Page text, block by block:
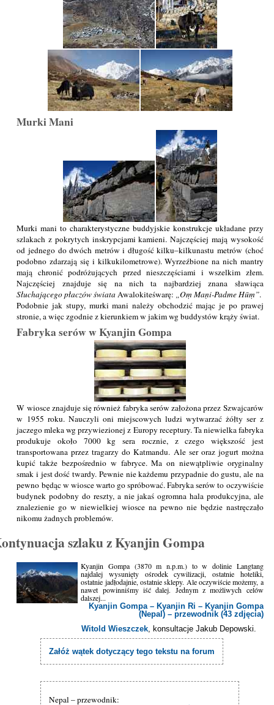
Murki Mani
Murki mani to charakterystyczne buddyjskie konstrukcje układane przy
szlakach z pokrytych inskrypcjami kamieni. Najczęściej mają wysokość
od jednego do dwóch metrów i długość kilku–kilkunastu metrów (choć
podobno zdarzają się i kilkukilometrowe). Wyrzeźbione na nich mantry
mają chronić podróżujących przed nieszczęściami i wszelkim złem.
Najczęściej znajduje się na nich ta najbardziej znana sławiąca
Słuchającego płaczów świata Awalokiteśwarę: Oṃ Maṇi-Padme Hūṃ .
Podobnie jak stupy, murki mani należy obchodzić mając je po prawej
stronie, a więc zgodnie z kierunkiem w jakim wg buddystów krąży świat.
Fabryka serów w Kyanjin Gompa
W wiosce znajduje się również fabryka serów założona przez Szwajcarów
w 1955 roku. Nauczyli oni miejscowych ludzi wytwarzać żółty ser z
jaczego mleka wg przywiezionej z Europy receptury. Ta niewielka fabryka
produkuje około 7000 kg sera rocznie, z czego większość jest
transportowana przez tragarzy do Katmandu. Ale ser oraz jogurt można
kupić także bezpośrednio w fabryce. Ma on niewątpliwie oryginalny
smak i jest dość twardy. Pewnie nie każdemu przypadnie do gustu, ale na
pewno będąc w wiosce warto go spróbować. Fabryka serów to oczywiście
budynek podobny do reszty, a nie jakaś ogromna hala produkcyjna, ale
znalezienie go w niewielkiej wiosce na pewno nie będzie nastręczało
nikomu żadnych problemów.
szlaku z Kyanjin Gompa
Kyanjin Gompa (3870 m n.p.m.) to w dolinie Langtang
najdalej wysunięty ośrodek cywilizacji, ostatnie hoteliki,
ostatnie jadłodajnie, ostatnie sklepy. Ale oczywiście możemy, a
nawet powinniśmy iść dalej. Jednym z możliwych celów
dalszej...
Kyanjin Gompa – Kyanjin Ri – Kyanjin Gompa
(Nepal) – przewodnik (43 zdjęcia)
Witold Wieszczek, konsultacje Jakub Depowski.
Załóż wątek dotyczący tego tekstu na forum
Nepal – przewodnik: